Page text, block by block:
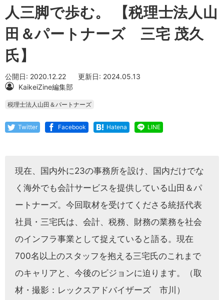
人三脚で歩む。 【税理士法人山
田＆パートナーズ 三宅 茂久
氏】
公開日: 2020.12.22
更新日: 2024.05.13
KaikeiZine編集部
税理士法人山田＆パートナーズ
Twitter Facebook Hatena LINE
現在、国内外に23の事務所を設け、国内だけでな
く海外でも会計サービスを提供している山田＆パ
ートナーズ。今回取材を受けてくださる統括代表
社員・三宅氏は、会計、税務、財務の業務を社会
のインフラ事業として捉えていると語る。現在
700名以上のスタッフを抱える三宅氏のこれまで
のキャリアと、今後のビジョンに迫ります。（取
材・撮影：レックスアドバイザーズ 市川）